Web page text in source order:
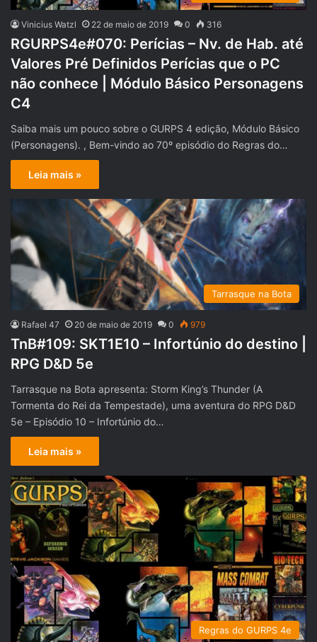
Vinicius Watzl 22 de maio de 2019 0 316
RGURPS4e#070: Perícias – Nv. de Hab. até
Valores Pré Definidos Perícias que o PC
não conhece | Módulo Básico Personagens
C4
Saiba mais um pouco sobre o GURPS 4 edição, Módulo Básico
(Personagens). , Bem-vindo ao 70º episódio do Regras do…
Leia mais »
Tarrasque na Bota
Rafael 47 20 de maio de 2019 0 979
TnB#109: SKT1E10 – Infortúnio do destino |
RPG D&D 5e
Tarrasque na Bota apresenta: Storm King’s Thunder (A
Tormenta do Rei da Tempestade), uma aventura do RPG D&D
5e – Episódio 10 – Infortúnio do…
Leia mais »
Regras do GURPS 4e